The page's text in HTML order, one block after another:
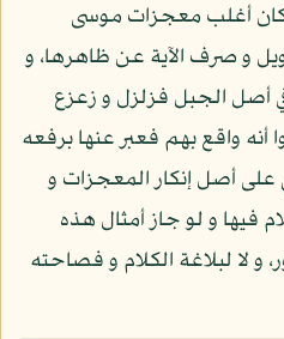
لكان أغلب معجزات موسى
و صرف الآية عن ظاهرها، و
في أصل الجبل فزلزل و زعزع
واقع بهم فعبر عنها برفعه
أصل إنكار المعجزات و
فيها و لو جاز أمثال هذه
و لا لبلاغة الكلام و فصاحته